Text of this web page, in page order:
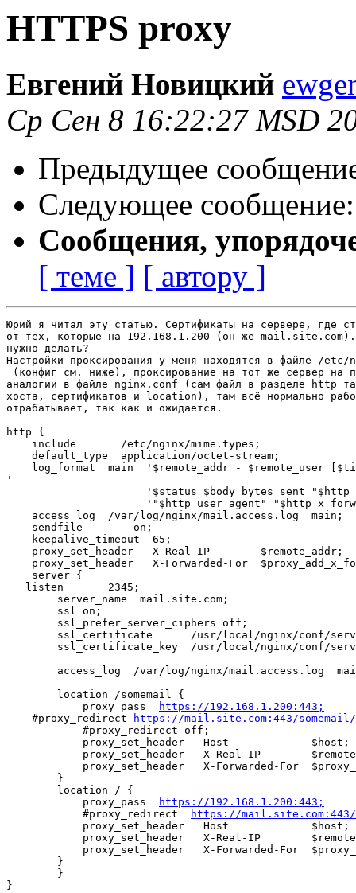
HTTPS proxy
Евгений Новицкий
Ср Сен 8 16:22:27 MSD
Предыдущее
Следующее
Сообщения,
[ теме ] [ автору ]
Юрий я читал эту статью. Сертификаты на сервере, где
от тех, которые на 192.168.1.200 (он же mail.site.com).
нужно делать?
Настройки проксирования у меня находятся в файле /
(конфиг см. ниже), проксирование на тот же сервер на
аналогии в файле nginx.conf (сам файл в разделе http
хоста, сертификатов и location), там всё нормально
отрабатывает, так как и ожидается.
http {
    include       /etc/nginx/mime.types;
    default_type  application/octet-stream;
log_format  main  '$remote_addr - $remote_user
'
'$status $body_bytes_sent
'"$http_user_agent"
    access_log  /var/log/nginx/mail.access.log  main;
    sendfile        on;
    keepalive_timeout  65;
    proxy_set_header   X-Real-IP        $remote_addr;
proxy_set_header   X-Forwarded-For
    server {
   listen       2345;
        server_name  mail.site.com;
        ssl on;
        ssl_prefer_server_ciphers off;
ssl_certificate      /usr/local/nginx/conf/
ssl_certificate_key  /usr/local/nginx/conf/
access_log  /var/log/nginx/mail.access.log
        location /somemail {
            proxy_pass
https://192.168.1.200:443;
    #proxy_redirect
https://mail.site.com:443/somemail/
            #proxy_redirect off;
            proxy_set_header   Host             $host;
proxy_set_header   X-Real-IP
proxy_set_header   X-Forwarded-For
        }
        location / {
            proxy_pass
https://192.168.1.200:443;
            #proxy_redirect
https://mail.site.com:443/
            proxy_set_header   Host             $host;
proxy_set_header   X-Real-IP
proxy_set_header   X-Forwarded-For
        }
        }
}